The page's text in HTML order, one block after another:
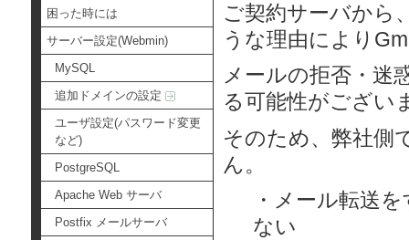
困った時には
サーバー設定(Webmin)
MySQL
追加ドメインの設定
ユーザ設定(パスワード変更
など)
PostgreSQL
Apache Web サーバ
Postfix メールサーバ
ご契約サーバから
うな理由により
メールの拒否・迷
る可能性がござい
そのため、弊社側
ん。
・メール転送
ない